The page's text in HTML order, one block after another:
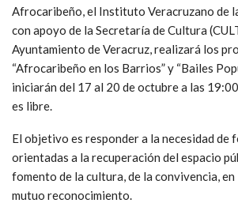
Afrocaribeño, el Instituto Veracruzano de
con apoyo de la Secretaría de Cultura
Ayuntamiento de Veracruz, realizará los
“Afrocaribeño en los Barrios” y “Bailes
iniciarán del 17 al 20 de octubre a las
es libre.
El objetivo es responder a la necesidad de
orientadas a la recuperación del espacio
fomento de la cultura, de la convivencia,
mutuo reconocimiento.